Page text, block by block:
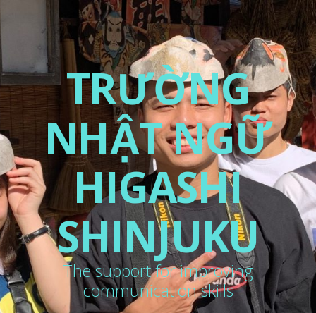
TRƯỜNG
NHẬT NGỮ
HIGASHI
SHINJUKU
The support for improving
communication skills